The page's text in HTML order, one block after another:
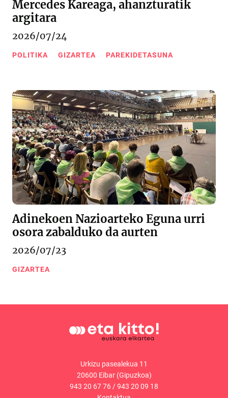
Mercedes Kareaga, ahanzturatik
argitara
2026/07/24
POLITIKA GIZARTEA PAREKIDETASUNA
Adinekoen Nazioarteko Eguna urri
osora zabalduko da aurten
2026/07/23
GIZARTEA
Urkizu pasealekua 11
20600 Eibar (Gipuzkoa)
943 20 67 76/943 20 09 18